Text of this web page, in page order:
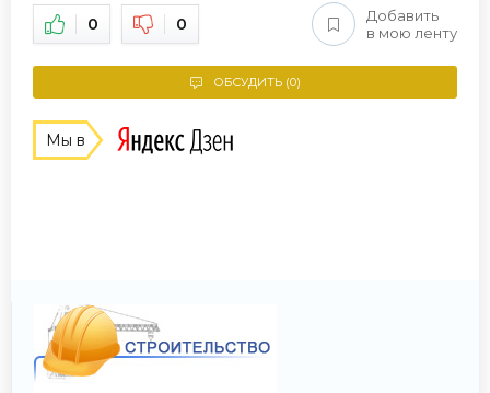
0 0
Добавить
в мою ленту
ОБСУДИТЬ (0)
Мы в